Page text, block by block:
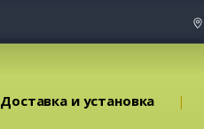
Доставка и установка